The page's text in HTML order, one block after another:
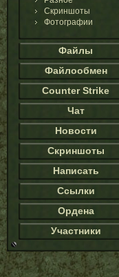
Скриншоты
Фотографии
Файлы
Файлообмен
Counter Strike
Чат
Новости
Скриншоты
Написать
Ссылки
Ордена
Участники